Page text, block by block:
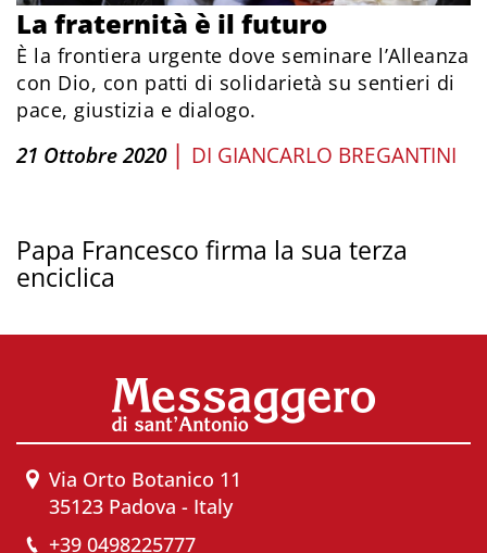
La fraternità è il futuro
È la frontiera urgente dove seminare l’Alleanza
con Dio, con patti di solidarietà su sentieri di
pace, giustizia e dialogo.
21 Ottobre 2020 | DI GIANCARLO BREGANTINI
Papa Francesco firma la sua terza
enciclica
Via Orto Botanico 11
35123 Padova - Italy
+39 0498225777